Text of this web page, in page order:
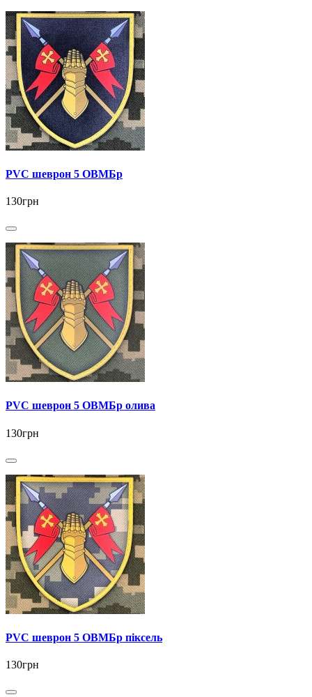
PVC шеврон 5 ОВМБр
130грн
PVC шеврон 5 ОВМБр олива
130грн
PVC шеврон 5 ОВМБр піксель
130грн